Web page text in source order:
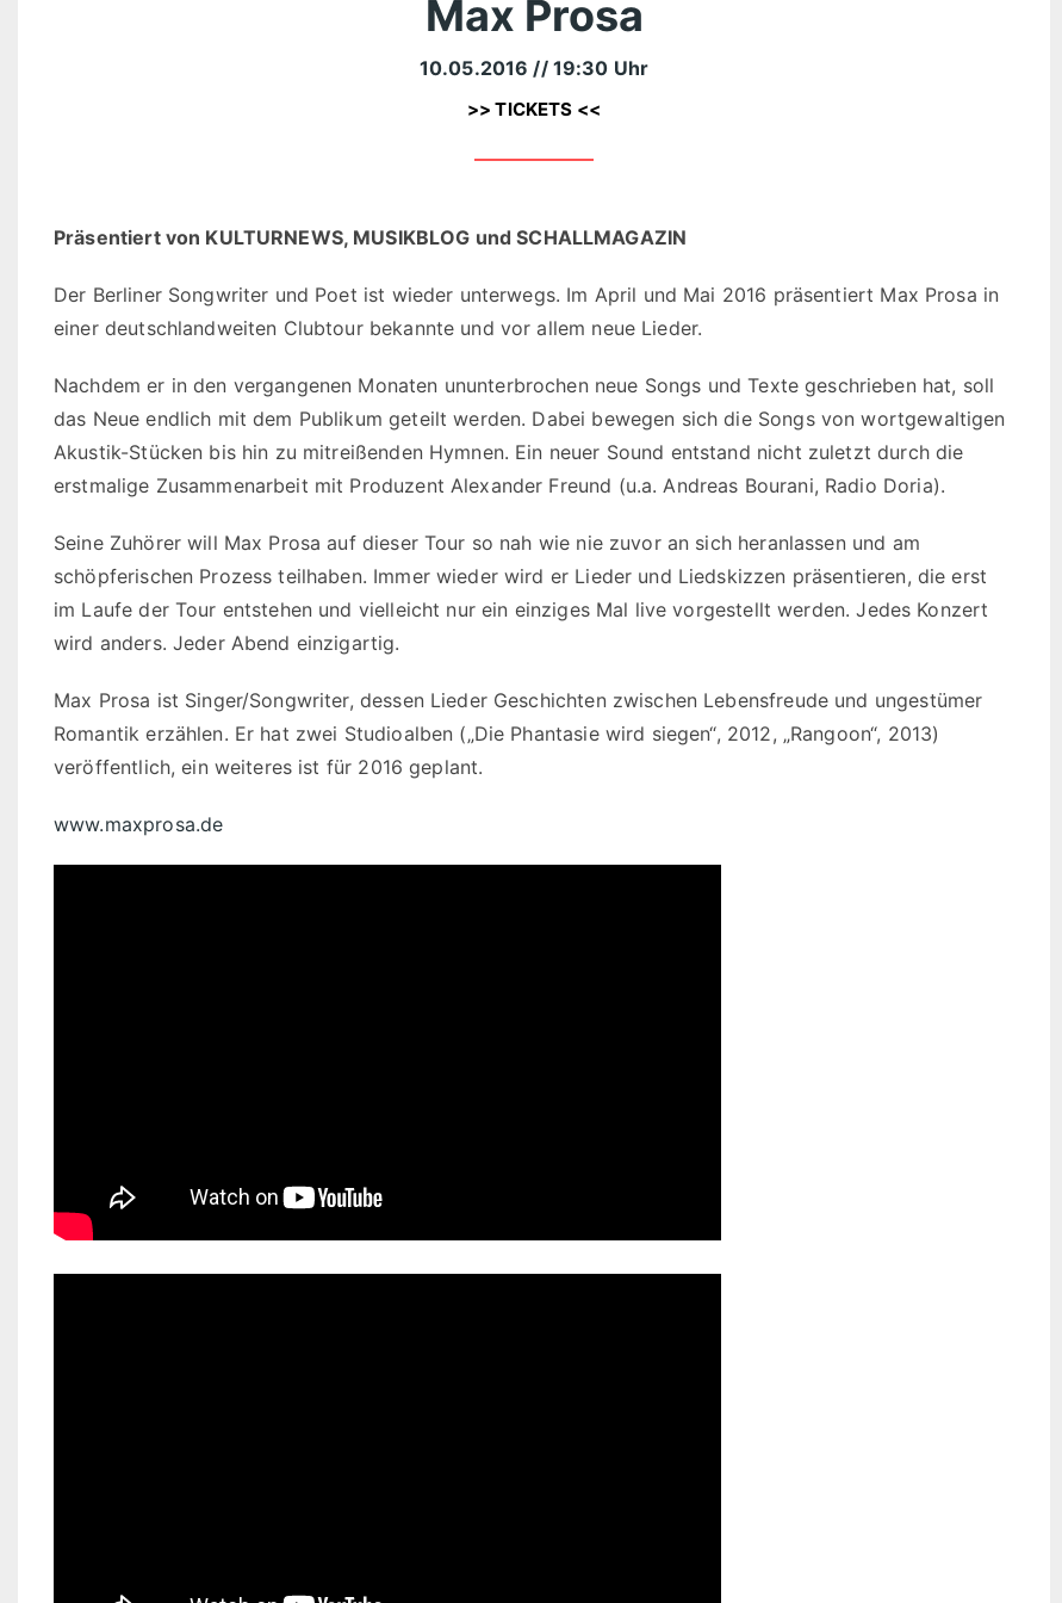
Max Prosa
10.05.2016// 19:30 Uhr
>> TICKETS <<
Präsentiert von KULTURNEWS, MUSIKBLOG und SCHALLMAGAZIN
Der Berliner Songwriter und Poet ist wieder unterwegs. Im April und Mai 2016 präsentiert Max Prosa in
einer deutschlandweiten Clubtour bekannte und vor allem neue Lieder.
Nachdem er in den vergangenen Monaten ununterbrochen neue Songs und Texte geschrieben hat, soll
das Neue endlich mit dem Publikum geteilt werden. Dabei bewegen sich die Songs von wortgewaltigen
Akustik-Stücken bis hin zu mitreißenden Hymnen. Ein neuer Sound entstand nicht zuletzt durch die
erstmalige Zusammenarbeit mit Produzent Alexander Freund (u.a. Andreas Bourani, Radio Doria).
Seine Zuhörer will Max Prosa auf dieser Tour so nah wie nie zuvor an sich heranlassen und am
schöpferischen Prozess teilhaben. Immer wieder wird er Lieder und Liedskizzen präsentieren, die erst
im Laufe der Tour entstehen und vielleicht nur ein einziges Mal live vorgestellt werden. Jedes Konzert
wird anders. Jeder Abend einzigartig.
Max Prosa ist Singer/Songwriter, dessen Lieder Geschichten zwischen Lebensfreude und ungestümer
Romantik erzählen. Er hat zwei Studioalben („Die Phantasie wird siegen“, 2012, „Rangoon“, 2013)
veröffentlich, ein weiteres ist für 2016 geplant.
www.maxprosa.de